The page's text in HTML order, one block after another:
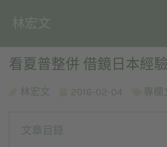
林宏文
看夏普整併 借鏡日本經驗
林宏文 2016-02-04 專欄
文章目錄